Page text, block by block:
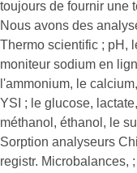
toujours de fournir une
Nous avons des
Thermo scientific ; pH,
moniteur sodium en
l'ammonium, le
YSI ; le glucose,
méthanol, éthanol, le
Sorption analyseurs
registr. Microbalances,